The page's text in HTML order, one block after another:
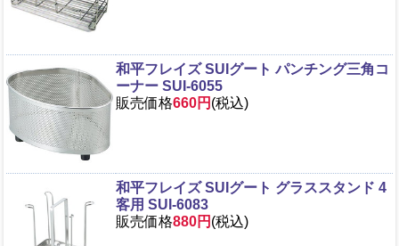
和平フレイズ SUIグート パンチング三角コ
ーナー SUI-6055
販売価格660円 (税込)
和平フレイズ SUIグート グラススタンド 4
客用 SUI-6083
販売価格880円 (税込)